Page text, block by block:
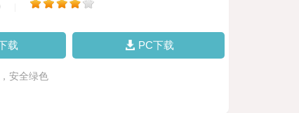
载 PC下载
安全绿色